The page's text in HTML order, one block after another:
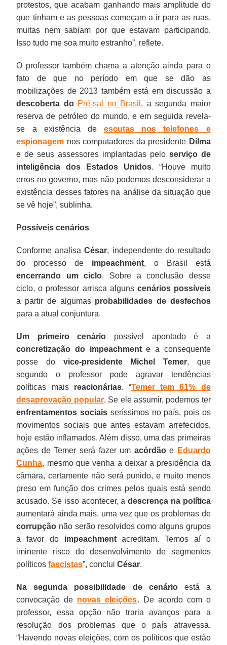
protestos, que acabam ganhando mais amplitude do
que tinham e as pessoas começam a ir para as ruas,
muitas nem sabiam por que estavam participando.
Isso tudo me soa muito estranho”, reflete.
O professor também chama a atenção ainda para o
fato de que no período em que se dão as
mobilizações de 2013 também está em discussão a
descoberta do Pré-sal no Brasil , a segunda maior
reserva de petróleo do mundo, e em seguida revela-
se a existência deescutas nos telefones e
espionagem nos computadores da presidente Dilma
e de seus assessores implantadas pelo serviço de
inteligência dos Estados Unidos. “Houve muito
erros no governo, mas não podemos desconsiderar a
existência desses fatores na análise da situação que
se vê hoje”, sublinha.
Possíveis cenários
Conforme analisaCésar, independente do resultado
do processo de impeachment, o Brasil está
encerrando um ciclo. Sobre a conclusão desse
ciclo, o professor arrisca alguns cenários possíveis
a partir de algumas probabilidades de desfechos
para a atual conjuntura.
Um primeiro cenário possível apontado é a
concretização do impeachmente a consequente
posse do vice-presidente Michel Temer, que
segundo o professor pode agravar tendências
políticas mais reacionárias. “Temer tem 61% de
desaprovação popular. Se ele assumir, podemos ter
enfrentamentos sociais seríssimos no país, pois os
movimentos sociais que antes estavam arrefecidos,
hoje estão inflamados. Além disso, uma das primeiras
ações de Temer será fazer um acórdãoe Eduardo
Cunha, mesmo que venha a deixar a presidência da
câmara, certamente não será punido, e muito menos
preso em função dos crimes pelos quais está sendo
acusado. Se isso acontecer, adescrença na política
aumentará ainda mais, uma vez que os problemas de
corrupção não serão resolvidos como alguns grupos
a favor do impeachmentacreditam. Temos aí o
iminente risco do desenvolvimento de segmentos
políticosfascistas”, concluiCésar.
Na segunda possibilidade de cenárioestá a
convocação de novas eleições. De acordo com o
professor, essa opção não traria avanços para a
resolução dos problemas que o país atravessa.
“Havendo novas eleições, com os políticos que estão